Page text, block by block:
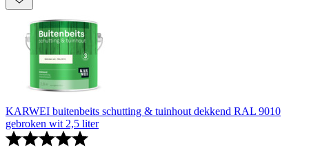
KARWEI buitenbeits schutting & tuinhout dekkend RAL 9010
gebroken wit 2,5 liter